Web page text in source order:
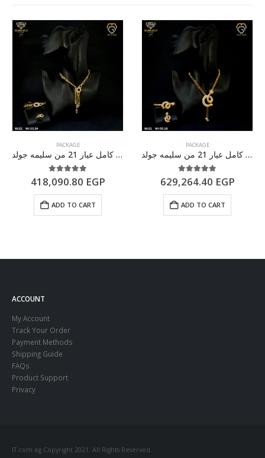
PACKAGE
طقم ذهب كامل عيار 21 من سليمه جولد
5.00out of 5
418,090.80 EGP
ADD TO CART
PACKAGE
طقم ذهب كامل عيار 21 من سليمه جولد
5.00out of 5
629,264.40 EGP
ADD TO CART
ACCOUNT
My Account
Track Your Order
Payment Methods
Shipping Guide
FAQs
Product Support
Privacy
IT.com.eg Copyright 2021. All Rights Reserved.